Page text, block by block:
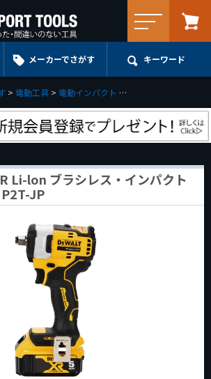
メーカーでさがす キーワード
電動工具 電動インパクト
Li-lon ブラシレス・インパクト
JP